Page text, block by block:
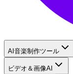
AI音楽制作ツール
ビデオ＆画像AI